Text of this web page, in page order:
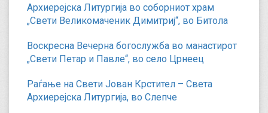
Архиерејска Литургија во соборниот храм
„Свети Великомаченик Димитриј“, во Битола
Воскресна Вечерна богослужба во манастирот
„Свети Петар и Павле“, во село Црнеец
Раѓање на Свети Јован Крстител – Света
Архиерејска Литургија, во Слепче